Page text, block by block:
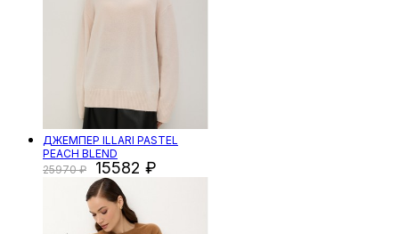
ДЖЕМПЕР ILLARI PASTEL
PEACH BLEND
25970
15582